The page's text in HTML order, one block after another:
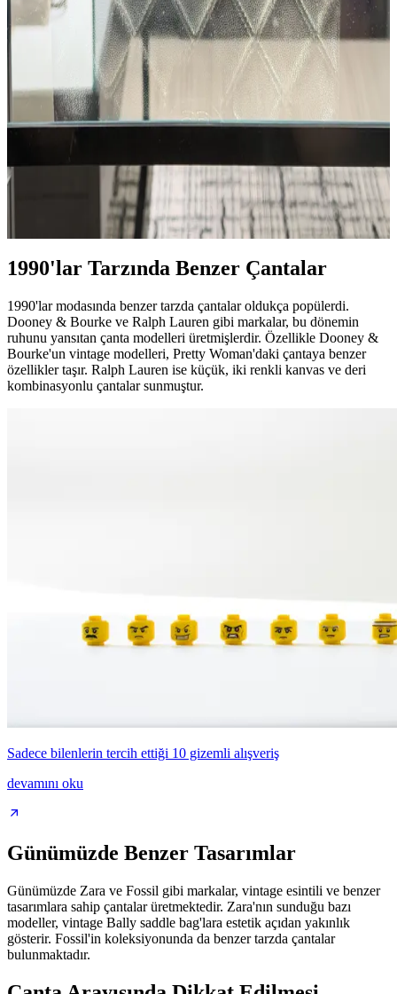
Eski Gucci Çantasının Yenilenmesi: Restorasyon
Süreci ve Bakım Teknikleri
Eski Gucci çantaların iç yapışkanlık, deri bakımı ve metal donanım
temizliği gibi sorunları, doğru tekniklerle giderilerek çanta yenilenir
ve kullanım ömrü uzatılır.
Chanel Çantalarında Asimetrik Kapak Sorunu:
Chanel çantalarındaki asimetrik kapaklar, tasarım değil işçilik hatası
olarak değerlendiriliyor. Kullanıcılar kalite kontrol eksikliğine dikkat
çekiyor ve vintage modellerin daha üstün olduğunu belirtiyor.
1990'lar Tarzında Benzer Çantalar
1990'lar modasında benzer tarzda çantalar oldukça popülerdi.
Dooney & Bourke ve Ralph Lauren gibi markalar, bu dönemin
ruhunu yansıtan çanta modelleri üretmişlerdir. Özellikle Dooney &
Bourke'un vintage modelleri, Pretty Woman'daki çantaya benzer
özellikler taşır. Ralph Lauren ise küçük, iki renkli kanvas ve deri
kombinasyonlu çantalar sunmuştur.
Sadece bilenlerin tercih ettiği 10 gizemli alışveriş
devamını oku
Günümüzde Benzer Tasarımlar
Günümüzde Zara ve Fossil gibi markalar, vintage esintili ve benzer
tasarımlara sahip çantalar üretmektedir. Zara'nın sunduğu bazı
modeller, vintage Bally saddle bag'lara estetik açıdan yakınlık
gösterir. Fossil'in koleksiyonunda da benzer tarzda çantalar
bulunmaktadır.